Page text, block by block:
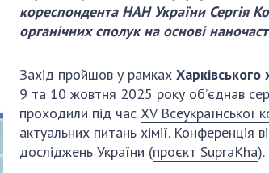
наук
Установи при
Ради, комітети
та комісії
Наукові центри
МОН та НАН
України
Наукові
приладами
діяльності
Конкурси
кореспондента НАН України Сергія
органічних сполук на основі
Захід пройшов у рамках
9 та 10 жовтня 2025 року об’єднав
проходили під час XV Всеукраїнської
актуальних питань хімії. Конференція
досліджень України (проєкт SupraKha).